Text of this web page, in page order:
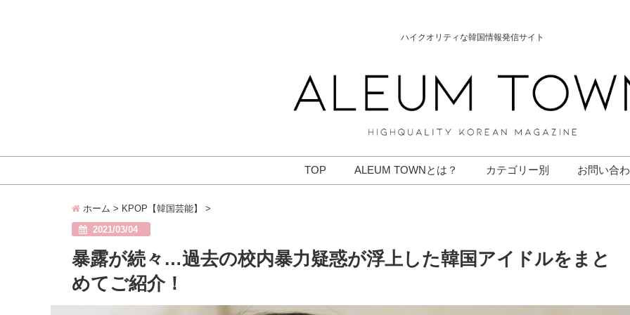
ハイクオリティな韓国情報発信サイト
TOP ALEUM TOWNとは？ カテゴリー別 お問い合
ホーム > KPOP【韓国芸能】
>
2021/03/04
暴露が続々…過去の校内暴力疑惑が浮上した韓国アイドルをまと
めてご紹介！